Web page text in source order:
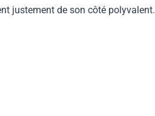
justement de son côté polyvalent.